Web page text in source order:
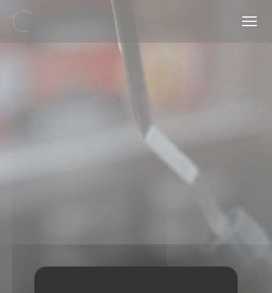
Personnalisation de vos choix en matière de cookies